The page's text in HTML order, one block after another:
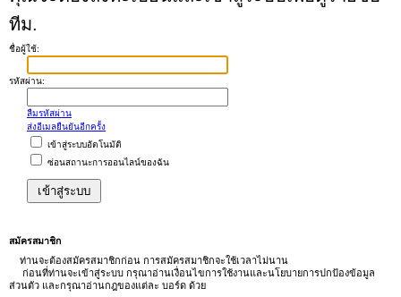
ทีม.
ชื่อผู้ใช้:
รหัสผ่าน:
ลืมรหัสผ่าน
ส่งอีเมลยืนยันอีกครั้ง
เข้าสู่ระบบอัตโนมัติ
ซ่อนสถานะการออนไลน์ของฉัน
สมัครสมาชิก
ท่านจะต้องสมัครสมาชิกก่อน การสมัครสมาชิกจะใช้เวลาไม่นาน
ก่อนที่ท่านจะเข้าสู่ระบบ กรุณาอ่านเงื่อนไขการใช้งานและนโยบายการปกป้องข้อมูล
ส่วนตัว และกรุณาอ่านกฎของแต่ละ บอร์ด ด้วย